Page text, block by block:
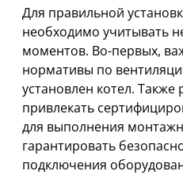
Для правильной
необходимо учитывать
моментов. Во-первых,
нормативы по
установлен котел. Также
привлекать
для выполнения
гарантировать
подключения